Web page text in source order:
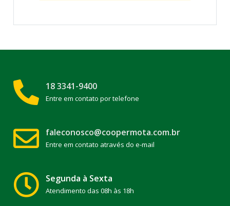
18 3341-9400
Entre em contato por telefone
faleconosco@coopermota.com.br
Entre em contato através do e-mail
Segunda à Sexta
Atendimento das 08h às 18h